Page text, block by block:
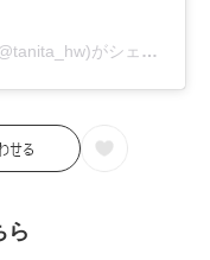
株式会社タニタハウシ?ンク?ウェア(@tanita_hw)がシェアした投稿
ら